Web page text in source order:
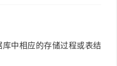
中相应的存储过程或表结